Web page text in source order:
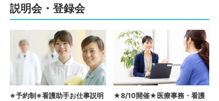
説明会・登録会
※予約制※看護助手お仕事説明
★8/10開催★医療事務・看護